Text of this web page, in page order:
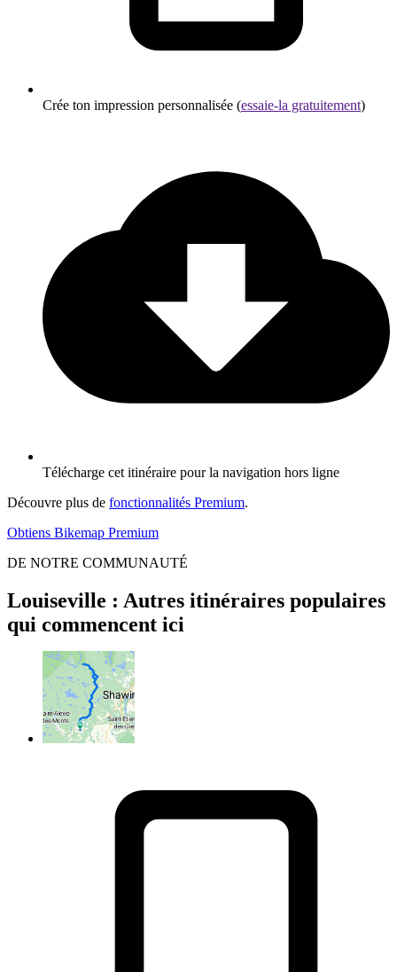
Crée ton impression personnalisée (essaie-la gratuitement)
Télécharge cet itinéraire pour la navigation hors ligne
Découvre plus de fonctionnalités Premium.
Obtiens Bikemap Premium
DE NOTRE COMMUNAUTÉ
Louiseville : Autres itinéraires populaires
qui commencent ici